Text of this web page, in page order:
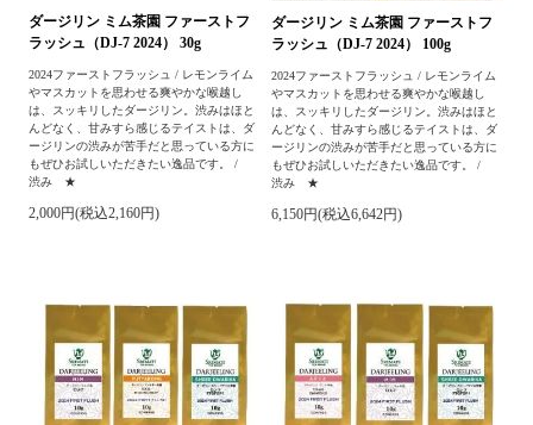
ダージリン ミム茶園 ファーストフ
ラッシュ（DJ-7 2024） 30g
2024ファーストフラッシュ / レモンライム
やマスカットを思わせる爽やかな喉越し
は、スッキリしたダージリン。渋みはほと
んどなく、甘みすら感じるテイストは、ダ
ージリンの渋みが苦手だと思っている方に
もぜひお試しいただきたい逸品です。 /
渋み ★
2,000円(税込2,160円)
ダージリン ミム茶園 ファーストフ
ラッシュ（DJ-7 2024） 100g
2024ファーストフラッシュ / レモンライム
やマスカットを思わせる爽やかな喉越し
は、スッキリしたダージリン。渋みはほと
んどなく、甘みすら感じるテイストは、ダ
ージリンの渋みが苦手だと思っている方に
もぜひお試しいただきたい逸品です。 /
渋み ★
6,150円(税込6,642円)